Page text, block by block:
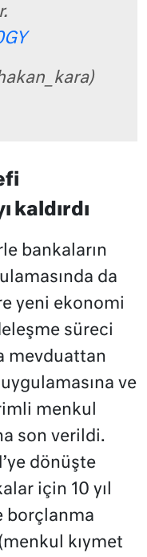
kaldırdı
bankaların
da
yeni ekonomi
süreci
mevduattan
ve
menkul
son verildi.
dönüşte
için 10 yıl
borçlanma
kıymet